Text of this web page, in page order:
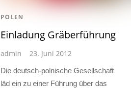
POLEN
Einladung Gräberführung
admin 23. Juni 2012
Die deutsch-polnische Gesellschaft
läd ein zu einer Führung über das